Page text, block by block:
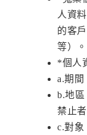
人資
的客
等）。
*個人
a.期間
b.地區
禁止
c.對象